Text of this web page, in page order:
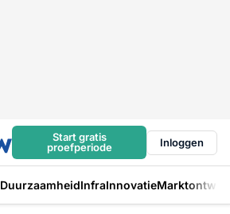
Start gratis
proefperiode
Inloggen
DuurzaamheidInfraInnovatie